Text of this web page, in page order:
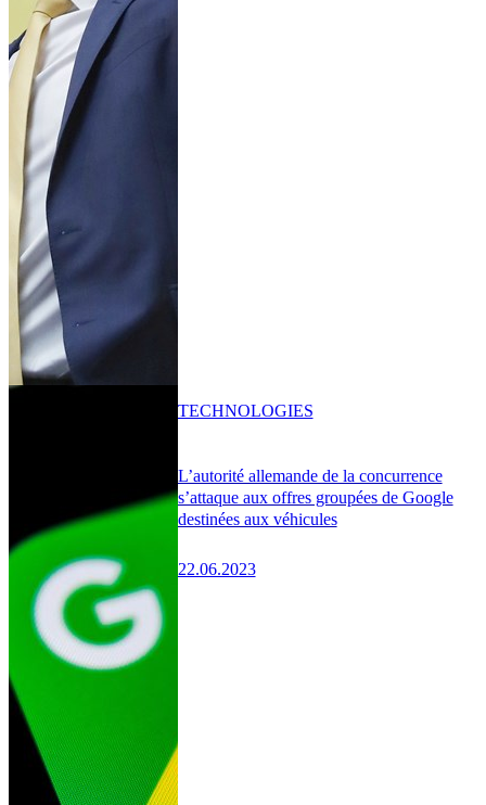
L’autorité allemande de la concurrence
s’attaque aux offres groupées de Google
destinées aux véhicules
22.06.2023
TECHNOLOGIES